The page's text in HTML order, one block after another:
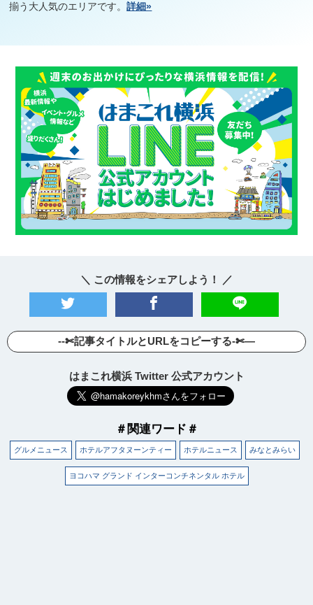
揃う大人気のエリアです。詳細»
＼ この情報をシェアしよう！ ／
--✄記事タイトルとURLをコピーする-✄—
はまこれ横浜 Twitter 公式アカウント
＃関連ワード＃
グルメニュース ホテルアフタヌーンティー ホテルニュース みなとみらい
ヨコハマ グランド インターコンチネンタル ホテル